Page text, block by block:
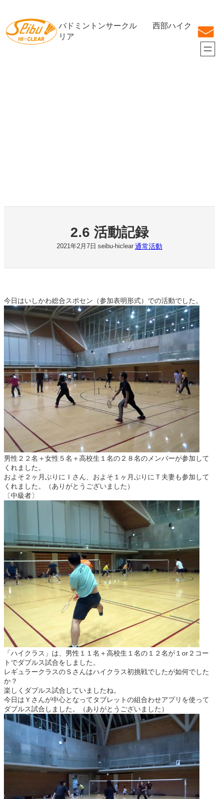
を
ス
バドミントンサークル 西部ハイク
リア
2.6 活動記録
2021年2月7日 seibu-hiclear 通常活動
今日はいしかわ総合スポセン（参加表明形式）での活動でした。
男性２２名＋女性５名＋高校生１名の２８名のメンバーが参加して
くれました。
およそ２ヶ月ぶりにＩさん、およそ１ヶ月ぶりにＴ夫妻も参加して
くれました。（ありがとうございました）
〔中級者〕
「ハイクラス」は、男性１１名＋高校生１名の１２名が１or２コー
トでダブルス試合をしました。
レギュラークラスのＳさんはハイクラス初挑戦でしたが如何でした
か？
楽しくダブルス試合していましたね。
今日はＹさんが中心となってタブレットの組合わせアプリを使って
ダブルス試合しました。（ありがとうございました）